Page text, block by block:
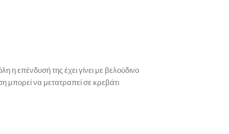
η επένδυσή της έχει γίνει με βελούδινο
μπορεί να μετατραπεί σε κρεβάτι